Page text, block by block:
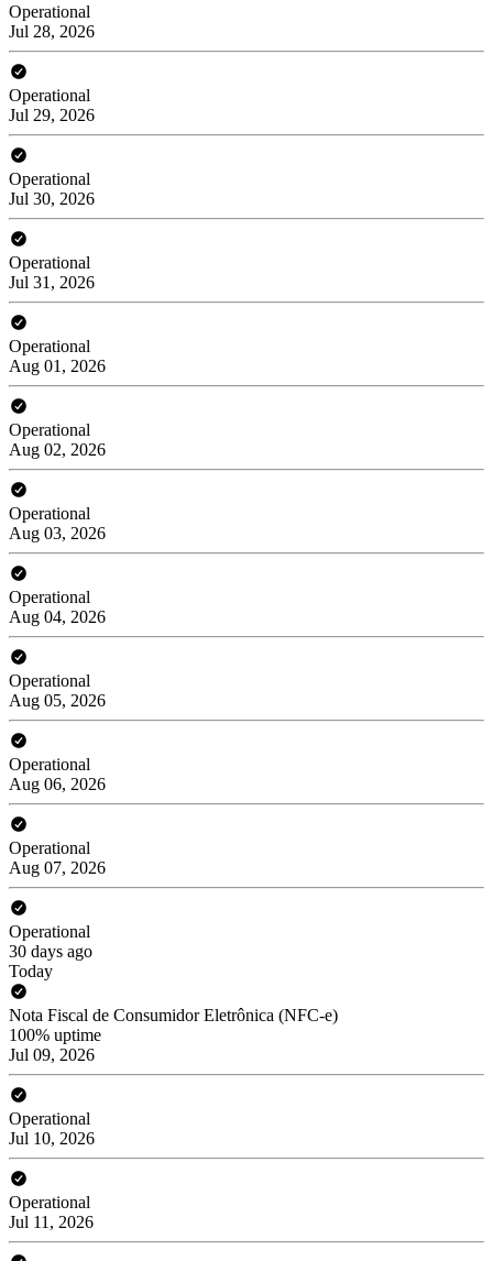
Operational
Jul 28, 2026
Operational
Jul 29, 2026
Operational
Jul 30, 2026
Operational
Jul 31, 2026
Operational
Aug 01, 2026
Operational
Aug 02, 2026
Operational
Aug 03, 2026
Operational
Aug 04, 2026
Operational
Aug 05, 2026
Operational
Aug 06, 2026
Operational
Aug 07, 2026
Operational
30 days ago
Today
Nota Fiscal de Consumidor Eletrônica (NFC-e)
100% uptime
Jul 09, 2026
Operational
Jul 10, 2026
Operational
Jul 11, 2026